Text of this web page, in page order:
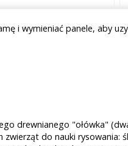
i wymieniać panele, aby
drewnianego "ołówka"
do nauki rysowania: